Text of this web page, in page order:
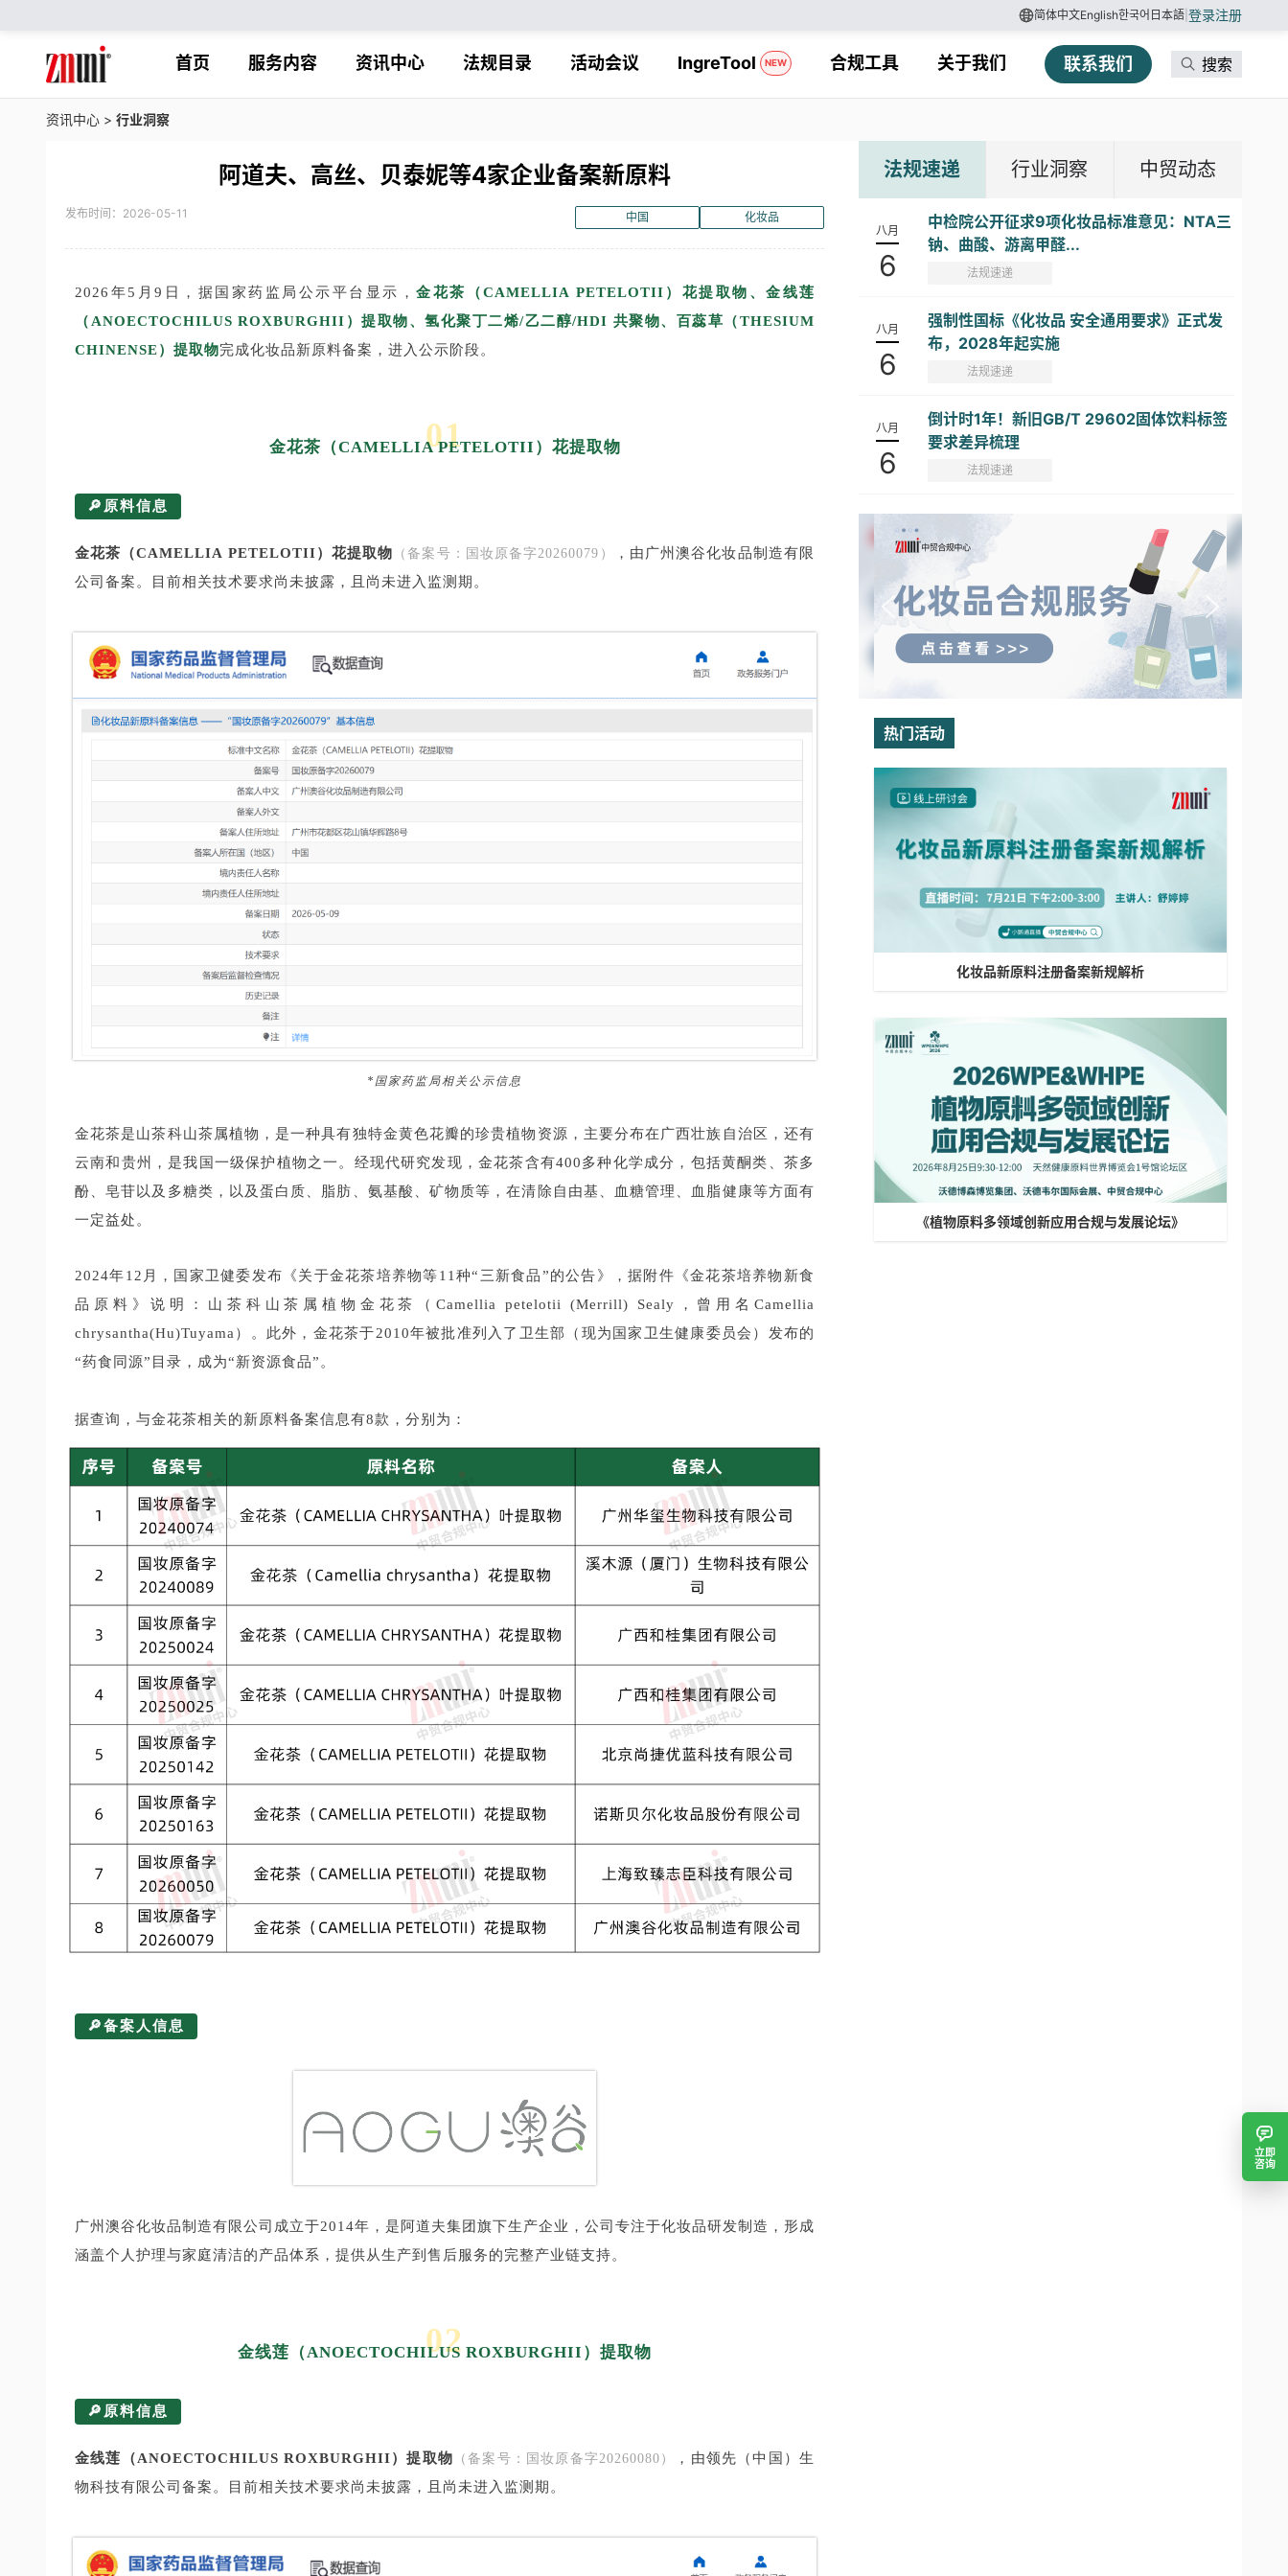
简体中文English한국어 日本語 登录注册
首页 服务内容 资讯中心 法规目录 活动会议 IngreTool NEW 合规工具 关于我们 联系我们 搜索
资讯中心 > 行业洞察
阿道夫、高丝、贝泰妮等4家企业备案新原料
发布时间：2026-05-11 中国 化妆品
2026年5月9日，据国家药监局公示平台显示， 金花茶（CAMELLIA PETELOTII）花提取物、 金线莲
（ANOECTOCHILUS ROXBURGHII）提取物、氢化聚丁二烯/乙二醇/HDI 共聚物、百蕊草（THESIUM
CHINENSE）提取物完成化妆品新原料备案，进入公示阶段。
01
金花茶（CAMELLIA PETELOTII）花提取物
🔎原料信息
金花茶（CAMELLIA PETELOTII）花提取物 （备案号：国妆原备字20260079）
，由广州澳谷化妆品制造有限
公司备案。目前相关技术要求尚未披露，且尚未进入监测期。
*国家药监局相关公示信息
金花茶是山茶科山茶属植物，是一种具有独特金黄色花瓣的珍贵植物资源，主要分布在广西壮族自治区，还有
云南和贵州，是我国一级保护植物之一。经现代研究发现，金花茶含有400多种化学成分，包括黄酮类、茶多
酚、皂苷以及多糖类，以及蛋白质、脂肪、氨基酸、矿物质等，在清除自由基、血糖管理、血脂健康等方面有
一定益处。
2024年12月，国家卫健委发布《关于金花茶培养物等11种“三新食品”的公告》，据附件《金花茶培养物新食
品原料》说明：山茶科山茶属植物金花茶（Camellia petelotii (Merrill) Sealy，曾用名Camellia
chrysantha(Hu)Tuyama）。此外，金花茶于2010年被批准列入了卫生部（现为国家卫生健康委员会）发布的
“药食同源”目录，成为“新资源食品”。
据查询，与金花茶相关的新原料备案信息有8款，分别为：
🔎备案人信息
广州澳谷化妆品制造有限公司成立于2014年，是阿道夫集团旗下生产企业，公司专注于化妆品研发制造，形成
涵盖个人护理与家庭清洁的产品体系，提供从生产到售后服务的完整产业链支持。
02
金线莲（ANOECTOCHILUS ROXBURGHII）提取物
🔎原料信息
金线莲（ANOECTOCHILUS ROXBURGHII）提取物 （备案号：国妆原备字20260080）
，由领先（中国）生
物科技有限公司备案。目前相关技术要求尚未披露，且尚未进入监测期。
法规速递 行业洞察 中贸动态
八月
6
中检院公开征求9项化妆品标准意见：NTA三
钠、曲酸、游离甲醛...
法规速递
八月
6
强制性国标《化妆品 安全通用要求》正式发
布，2028年起实施
法规速递
八月
6
倒计时1年！新旧GB/T 29602固体饮料标签
要求差异梳理
法规速递
热门活动
化妆品新原料注册备案新规解析
《植物原料多领域创新应用合规与发展论坛》
立即
咨询